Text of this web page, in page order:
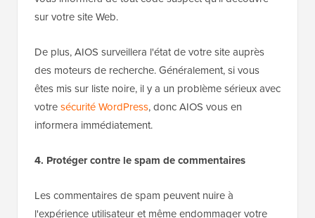
sur votre site Web.
De plus, AIOS surveillera l'état de votre site auprès
des moteurs de recherche. Généralement, si vous
êtes mis sur liste noire, il y a un problème sérieux avec
votresécurité WordPress, donc AIOS vous en
informera immédiatement.
4. Protéger contre le spam de commentaires
Les commentaires de spam peuvent nuire à
l'expérience utilisateur et même endommager votre